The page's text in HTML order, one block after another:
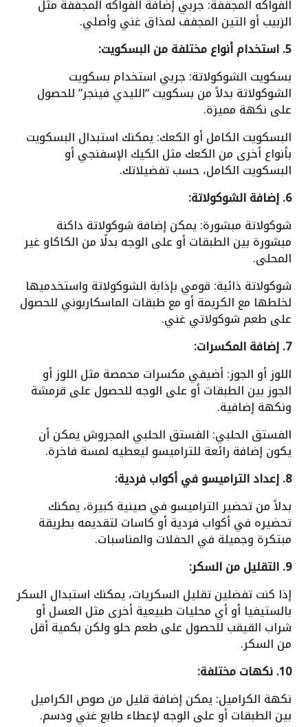
الفواكه المجففة: جربي إضافة الفواكه المجففة مثل
الزبيب أو التين المجفف لمذاق غني وأصلي.
5. استخدام أنواع مختلفة من البسكويت:
بسكويت الشوكولاتة: جربي استخدام بسكويت
الشوكولاتة بدلاً من بسكويت “الليدي فينجر” للحصول
على نكهة مميزة.
البسكويت الكامل أو الكعك: يمكنك استبدال البسكويت
بأنواع أخرى من الكعك مثل الكيك الإسفنجي أو
البسكويت الكامل، حسب تفضيلاتك.
6. إضافة الشوكولاتة:
شوكولاتة مبشورة: يمكن إضافة شوكولاتة داكنة
مبشورة بين الطبقات أو على الوجه بدلًا من الكاكاو غير
المحلى.
شوكولاتة ذائبة: قومي بإذابة الشوكولاتة واستخدميها
لخلطها مع الكريمة أو مع طبقات الماسكاربوني للحصول
على طعم شوكولاتي غني.
7. إضافة المكسرات:
اللوز أو الجوز: أضيفي مكسرات محمصة مثل اللوز أو
الجوز بين الطبقات أو على الوجه للحصول على قرمشة
ونكهة إضافية.
الفستق الحلبي: الفستق الحلبي المجروش يمكن أن
يكون إضافة رائعة للتراميسو ليعطيه لمسة فاخرة.
8. إعداد التراميسو في أكواب فردية:
بدلاً من تحضير التراميسو في صينية كبيرة، يمكنك
تحضيره في أكواب فردية أو كاسات لتقديمه بطريقة
مبتكرة وجميلة في الحفلات والمناسبات.
9. التقليل من السكر:
إذا كنت تفضلين تقليل السكريات، يمكنك استبدال السكر
بالستيفيا أو أي محليات طبيعية أخرى مثل العسل أو
شراب القيقب للحصول على طعم حلو ولكن بكمية أقل
من السكر.
10. نكهات مختلفة:
نكهة الكراميل: يمكن إضافة قليل من صوص الكراميل
بين الطبقات أو على الوجه لإعطاء طابع غني ودسم.